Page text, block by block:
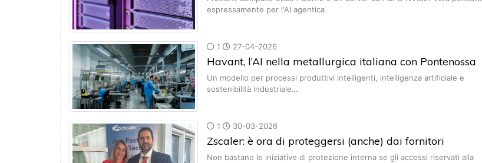
espressamente per l'AI agentica
1 27-04-2026
Havant, l’AI nella metallurgica italiana con Pontenossa
Un modello per processi produttivi intelligenti, intelligenza artificiale e
sostenibilità industriale…
1 30-03-2026
Zscaler: è ora di proteggersi (anche) dai fornitori
Non bastano le iniziative di protezione interna se gli accessi riservati alla